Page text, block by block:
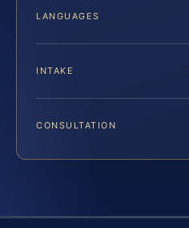
LANGUAGES
INTAKE
CONSULTATION